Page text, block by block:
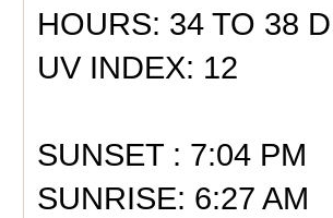
HOURS: 34 TO 38
UV INDEX: 12
SUNSET : 7:04 PM
SUNRISE: 6:27 AM